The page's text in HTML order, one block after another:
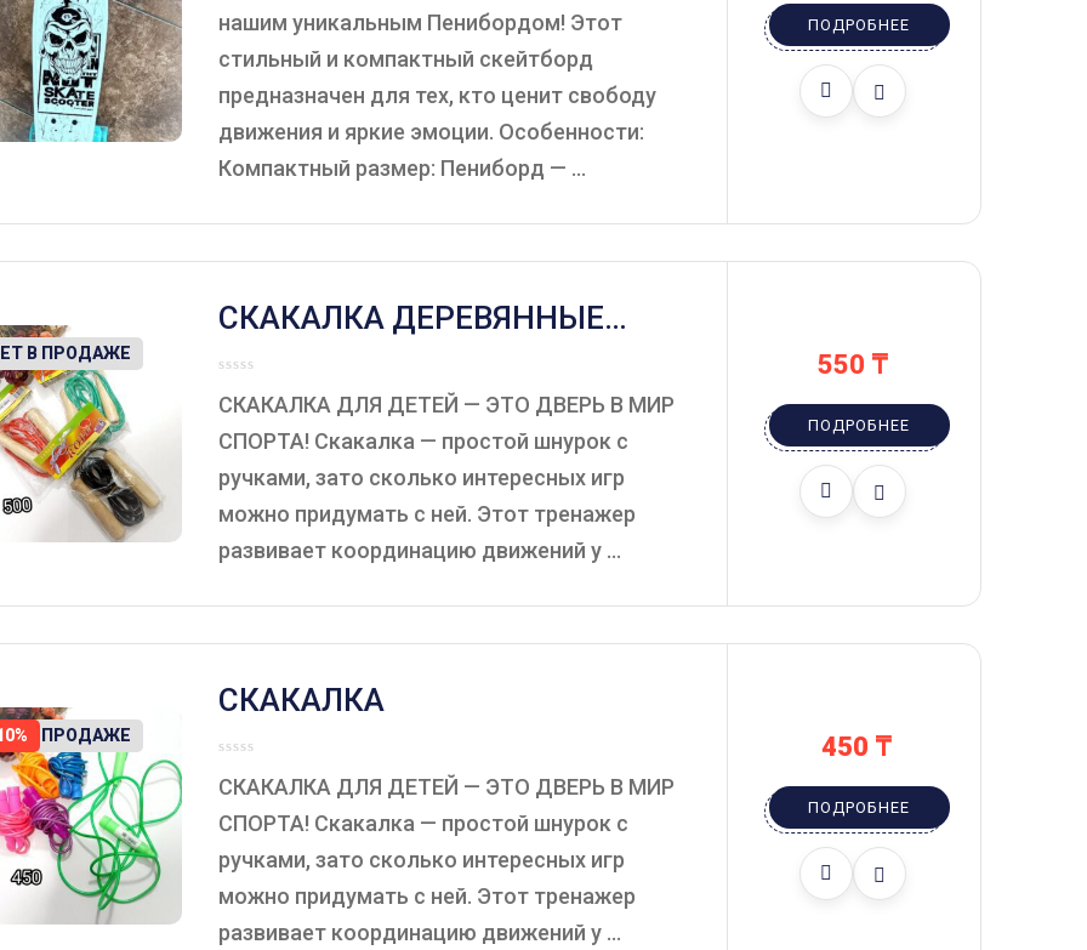
нашим уникальным Пенибордом! Этот
стильный и компактный скейтборд
предназначен для тех, кто ценит свободу
движения и яркие эмоции. Особенности:
Компактный размер: Пениборд — ...
ПОДРОБНЕЕ
В ПРОДАЖЕ
СКАКАЛКА ДЕРЕВЯННЫЕ
РУЧКИ.
СКАКАЛКА ДЛЯ ДЕТЕЙ — ЭТО ДВЕРЬ В МИР
СПОРТА! Скакалка — простой шнурок с
ручками, зато сколько интересных игр
можно придумать с ней. Этот тренажер
развивает координацию движений у ...
550 ₸
ПОДРОБНЕЕ
В ПРОДАЖЕ
СКАКАЛКА
СКАКАЛКА ДЛЯ ДЕТЕЙ — ЭТО ДВЕРЬ В МИР
СПОРТА! Скакалка — простой шнурок с
ручками, зато сколько интересных игр
можно придумать с ней. Этот тренажер
развивает координацию движений у ...
450 ₸
ПОДРОБНЕЕ